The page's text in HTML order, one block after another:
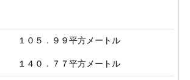
１０５．９９平方メートル
１４０．７７平方メートル